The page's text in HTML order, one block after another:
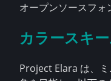
オープンソースフォ
カラースキ
Project Elara は、